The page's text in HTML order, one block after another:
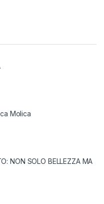
Molica
NON SOLO BELLEZZA MA